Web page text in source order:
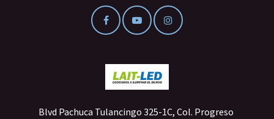
Blvd Pachuca Tulancingo 325-1C, Col. Progreso